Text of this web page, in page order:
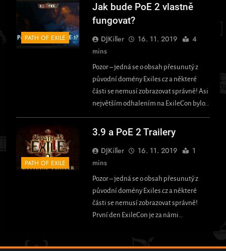
PATH OF EXILE
Jak bude PoE 2 vlastně
fungovat?
DJKiller 16. 11. 2019
4
mins
Pozor – jedná se o obsah přesunutý z
původní domény Exiles.cz a některé
části se nemusí zobrazovat správně! Asi
největším odhalením na ExileCon bylo…
PATH OF EXILE
3.9 a PoE 2 Trailery
DJKiller 16. 11. 2019
1
mins
Pozor – jedná se o obsah přesunutý z
původní domény Exiles.cz a některé
části se nemusí zobrazovat správně!
První den ExileCon je za námi…